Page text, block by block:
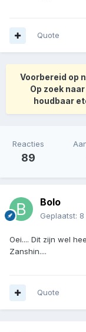
Quote
Voorbereid op
Op zoek
houdbaar
Reacties
89
Bolo
Geplaatst: 8
Oei.... Dit zijn wel
Zanshin....
Quote